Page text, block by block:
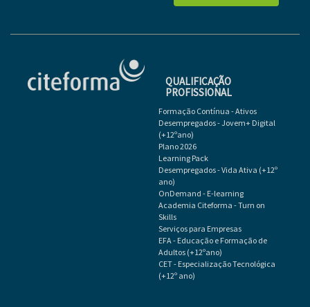
QUALIFICAÇÃO
PROFISSIONAL
Formação Contínua - Ativos
Desempregados - Jovem+ Digital
(+12ºano)
Plano 2026
Learning Pack
Desempregados - Vida Ativa (+12º
ano)
OnDemand - E-learning
Academia Citeforma - Turn on
Skills
Serviços para Empresas
EFA - Educação e Formação de
Adultos (+12ºano)
CET - Especialização Tecnológica
(+12º ano)